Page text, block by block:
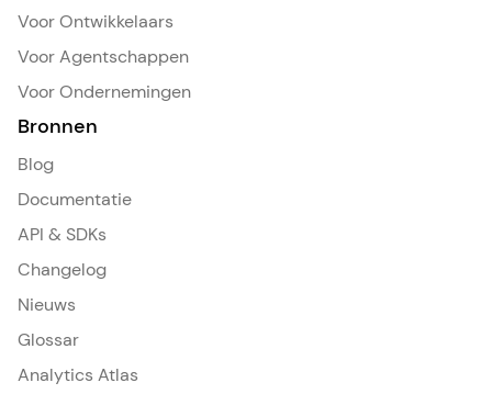
Voor Ontwikkelaars
Voor Agentschappen
Voor Ondernemingen
Bronnen
Blog
Documentatie
API & SDKs
Changelog
Nieuws
Glossar
Analytics Atlas